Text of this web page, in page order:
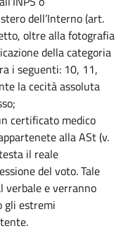
dell’Interno (art.
oltre alla fotografia
della categoria
i seguenti: 10, 11,
la cecità assoluta
certificato medico
alla ASt (v.
il reale
del voto. Tale
verbale e verranno
gli estremi